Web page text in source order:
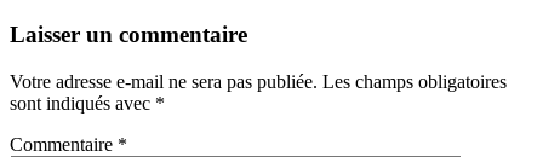
Laisser un commentaire
Votre adresse e-mail ne sera pas publiée. Les champs obligatoires
sont indiqués avec *
Commentaire *